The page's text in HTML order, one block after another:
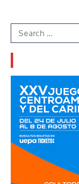
Search
for: